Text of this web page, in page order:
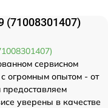
(71008301407)
сервисном
огромным опытом - от
предоставляем
уверены в качестве